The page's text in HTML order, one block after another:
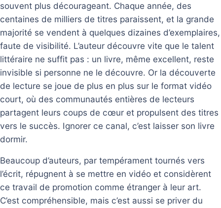
souvent plus décourageant. Chaque année, des
centaines de milliers de titres paraissent, et la grande
majorité se vendent à quelques dizaines d’exemplaires,
faute de visibilité. L’auteur découvre vite que le talent
littéraire ne suffit pas : un livre, même excellent, reste
invisible si personne ne le découvre. Or la découverte
de lecture se joue de plus en plus sur le format vidéo
court, où des communautés entières de lecteurs
partagent leurs coups de cœur et propulsent des titres
vers le succès. Ignorer ce canal, c’est laisser son livre
dormir.
Beaucoup d’auteurs, par tempérament tournés vers
l’écrit, répugnent à se mettre en vidéo et considèrent
ce travail de promotion comme étranger à leur art.
C’est compréhensible, mais c’est aussi se priver du